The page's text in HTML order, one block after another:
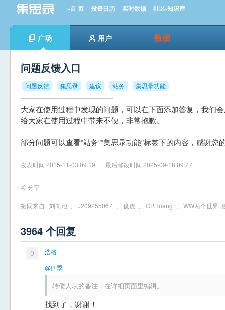
»首 页 投资日历 实时数据 社区-知识库
广场 用户 数据
问题反馈入口
问题反馈 集思录 建议 站务 集思录功能
大家在使用过程中发现的问题，可以在下面添加答复，我们
给大家在使用过程中带来不便，非常抱歉。
部分问题可以查看“站务”“集思录功能”标签下的内容，感谢您
发表时间 2015-11-03 09:19 最后修改时间 2025-09-18 09:27
分享
赞同来自: 刘向池 J209255067 俊虎 GPHuang WW两个世界
3964 个回复
0
浩格
@四季
转债大表的备注，在详细页面里编辑。
找到了，谢谢！